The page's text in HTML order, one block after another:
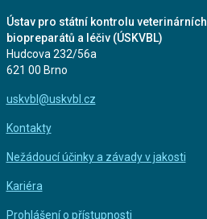
Ústav pro státní kontrolu veterinárních
biopreparátů a léčiv (ÚSKVBL)
Hudcova 232/56a
621 00 Brno
uskvbl@uskvbl.cz
Kontakty
Nežádoucí účinky a závady v jakosti
Kariéra
Prohlášení o přístupnosti